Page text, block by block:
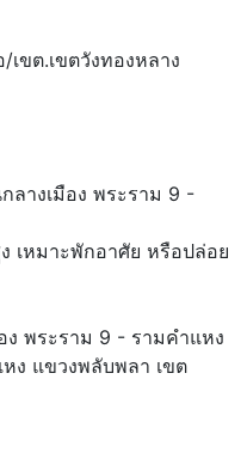
ขต.เขตวังทองหลาง
างเมือง พระราม 9 -
เหมาะพักอาศัย หรือปล่อย
พระราม 9 - รามคำแหง
ง แขวงพลับพลา เขต